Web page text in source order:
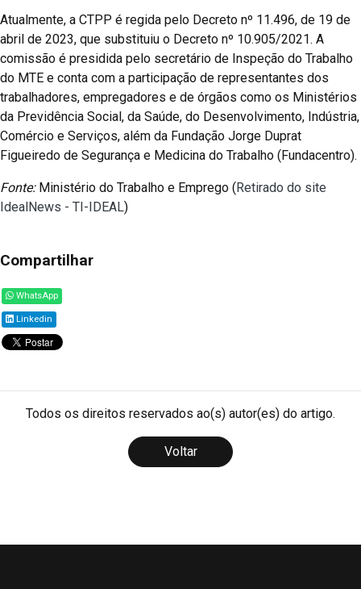
Atualmente, a CTPP é regida pelo Decreto nº 11.496, de 19 de
abril de 2023, que substituiu o Decreto nº 10.905/2021. A
comissão é presidida pelo secretário de Inspeção do Trabalho
do MTE e conta com a participação de representantes dos
trabalhadores, empregadores e de órgãos como os Ministérios
da Previdência Social, da Saúde, do Desenvolvimento, Indústria,
Comércio e Serviços, além da Fundação Jorge Duprat
Figueiredo de Segurança e Medicina do Trabalho (Fundacentro).
Fonte:Ministério do Trabalho e Emprego (Retirado do site
IdealNews - TI-IDEAL)
Compartilhar
WhatsApp
Linkedin
Todos os direitos reservados ao(s) autor(es) do artigo.
Voltar